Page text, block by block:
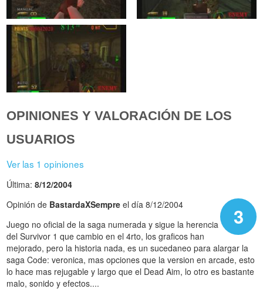
OPINIONES Y VALORACIÓN DE LOS
USUARIOS
Ver las 1 opiniones
Última:8/12/2004
3
Opinión de BastardaXSempre el día 8/12/2004
Juego no oficial de la saga numerada y sigue la herencia
del Survivor 1 que cambio en el 4rto, los graficos han
mejorado, pero la historia nada, es un sucedaneo para alargar la
saga Code: veronica, mas opciones que la version en arcade, esto
lo hace mas rejugable y largo que el Dead Aim, lo otro es bastante
malo, sonido y efectos....